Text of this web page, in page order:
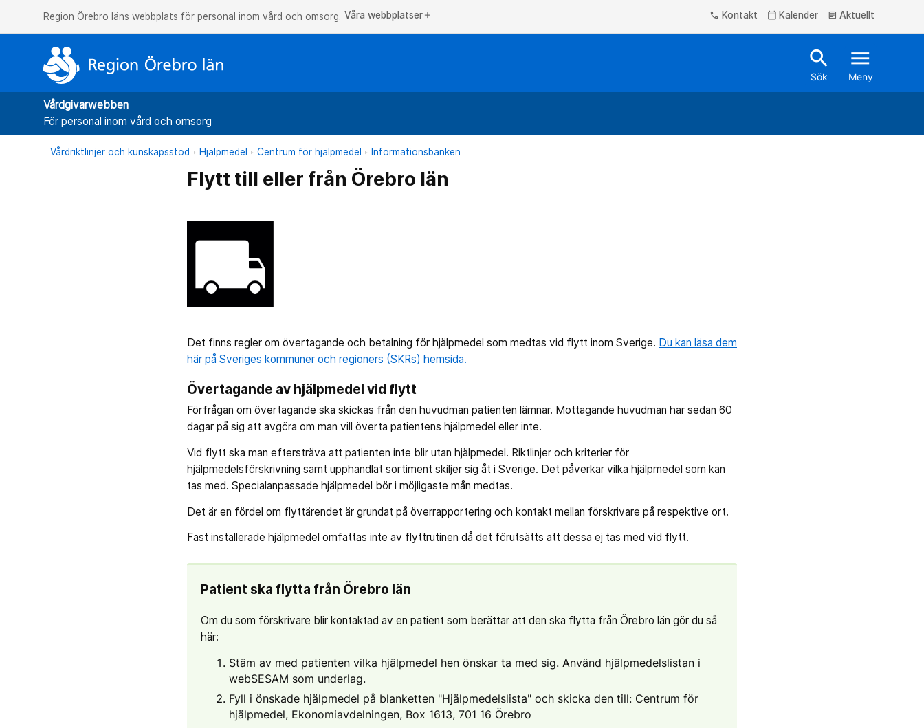
Region Örebro läns webbplats för personal inom vård och omsorg. Våra webbplatser add phone Kontakt calendar_today Kalender article Aktuellt
search
Sök
menu
Meny
Vårdgivarwebben
För personal inom vård och omsorg
Vårdriktlinjer och kunskapsstöd Hjälpmedel Centrum för hjälpmedel Informationsbanken
Flytt till eller från Örebro län
Det finns regler om övertagande och betalning för hjälpmedel som medtas vid flytt inom Sverige. Du kan läsa dem
här på Sveriges kommuner och regioners (SKRs) hemsida.
Övertagande av hjälpmedel vid flytt
Förfrågan om övertagande ska skickas från den huvudman patienten lämnar. Mottagande huvudman har sedan 60
dagar på sig att avgöra om man vill överta patientens hjälpmedel eller inte.
Vid flytt ska man eftersträva att patienten inte blir utan hjälpmedel. Riktlinjer och kriterier för
hjälpmedelsförskrivning samt upphandlat sortiment skiljer sig åt i Sverige. Det påverkar vilka hjälpmedel som kan
tas med. Specialanpassade hjälpmedel bör i möjligaste mån medtas.
Det är en fördel om flyttärendet är grundat på överrapportering och kontakt mellan förskrivare på respektive ort.
Fast installerade hjälpmedel omfattas inte av flyttrutinen då det förutsätts att dessa ej tas med vid flytt.
Patient ska flytta från Örebro län
Om du som förskrivare blir kontaktad av en patient som berättar att den ska flytta från Örebro län gör du så
här:
Stäm av med patienten vilka hjälpmedel hen önskar ta med sig. Använd hjälpmedelslistan i
webSESAM som underlag.
Fyll i önskade hjälpmedel på blanketten "Hjälpmedelslista" och skicka den till: Centrum för
hjälpmedel, Ekonomiavdelningen, Box 1613, 701 16 Örebro